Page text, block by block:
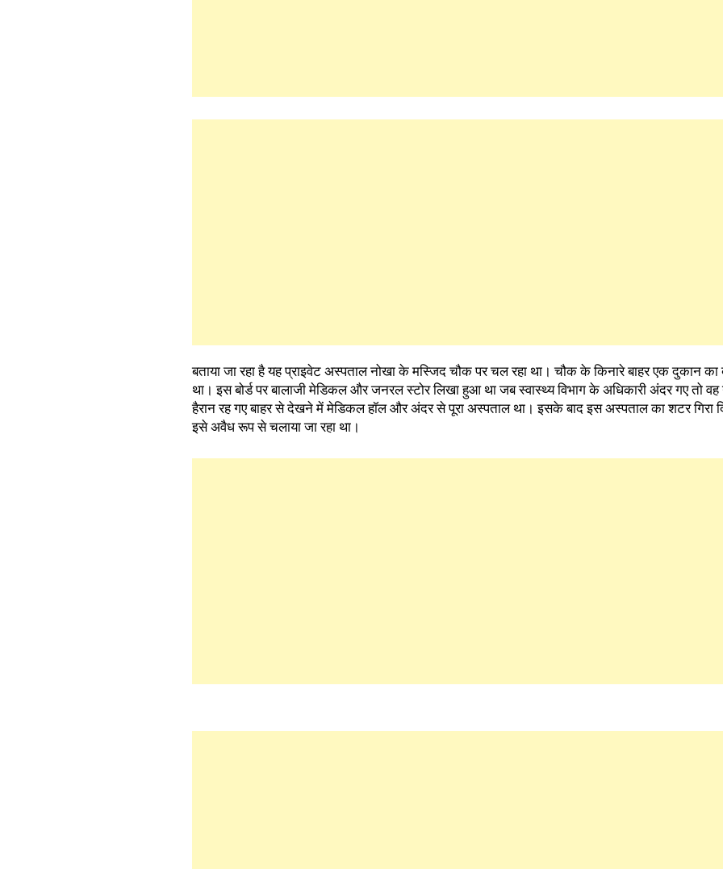
बताया जा रहा है यह प्राइवेट अस्पताल नोखा के मस्जिद चौक पर चल रहा था। चौक के किनारे बाहर एक दुकान का
था। इस बोर्ड पर बालाजी मेडिकल और जनरल स्टोर लिखा हुआ था जब स्वास्थ्य विभाग के अधिकारी अंदर गए तो वह
हैरान रह गए बाहर से देखने में मेडिकल हॉल और अंदर से पूरा अस्पताल था। इसके बाद इस अस्पताल का शटर गिरा
इसे अवैध रूप से चलाया जा रहा था।